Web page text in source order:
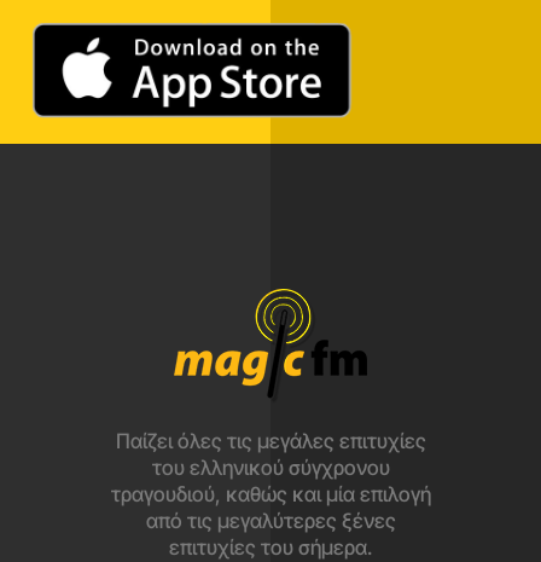
Παίζει όλες τις μεγάλες επιτυχίες
του ελληνικού σύγχρονου
τραγουδιού, καθώς και μία επιλογή
από τις μεγαλύτερες ξένες
επιτυχίες του σήμερα.